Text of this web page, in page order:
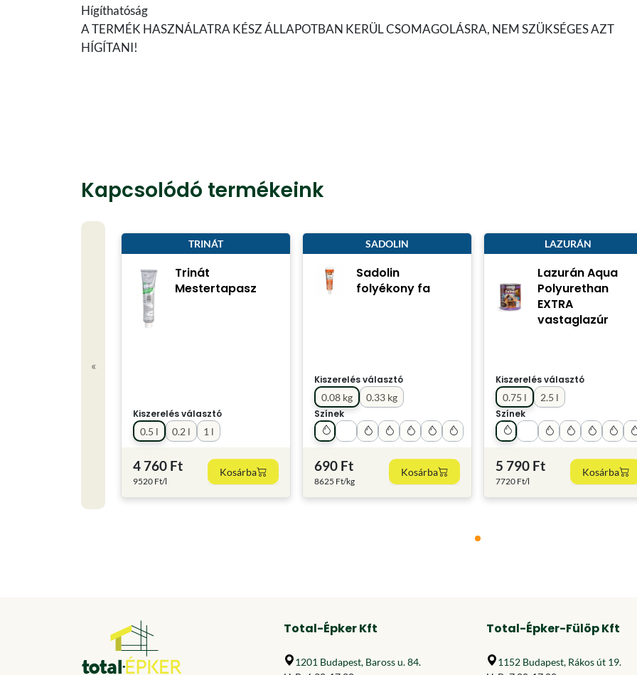
Hígíthatóság
A TERMÉK HASZNÁLATRA KÉSZ ÁLLAPOTBAN KERÜL CSOMAGOLÁSRA, NEM SZÜKSÉGES AZT
HÍGÍTANI!
Kapcsolódó termékeink
«
TRINÁT
Trinát
Mestertapasz
Kiszerelés választó
0.2 l
0.5 l 1 l
4 760 Ft
9520 Ft/l
Kosárba
SADOLIN
Sadolin
folyékony fa
Kiszerelés választó
0.08 kg
0.33 kg
Színek
690 Ft
8625 Ft/kg
Kosárba
LAZURÁN
Lazurán Aqua
Polyurethan
EXTRA
vastaglazúr
Kiszerelés választó
0.75 l
2.5 l
Színek
5 790 Ft
7720 Ft/l
Kosárba
Total-Épker Kft
1201 Budapest, Baross u. 84.
Total-Épker-Fülöp Kft
1152 Budapest, Rákos út 19.